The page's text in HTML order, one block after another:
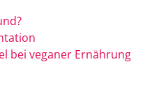
bei veganer Ernährung